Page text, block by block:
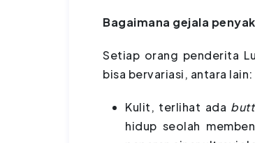
Bagaimana gejala
Setiap orang penderita
bisa bervariasi, antara lain:
Kulit, terlihat ada
hidup seolah